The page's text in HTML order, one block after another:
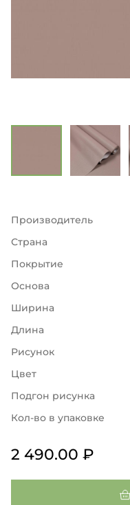
Производитель
Страна
Покрытие
Основа
Ширина
Длина
Рисунок
Цвет
Подгон рисунка
Кол-во в упаковке
2 490.00 ₽